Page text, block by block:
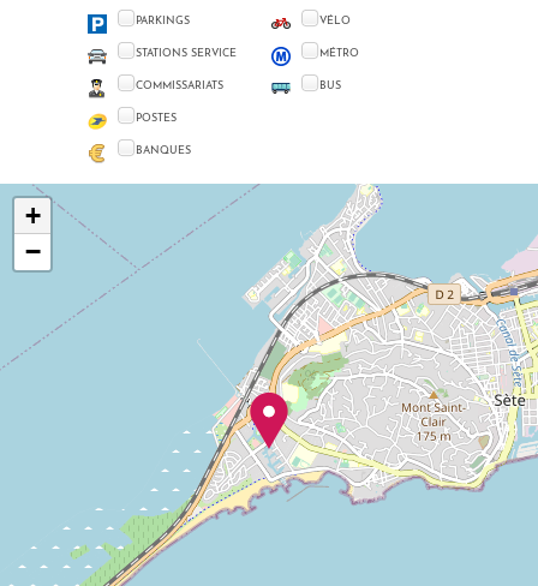
PARKINGS
STATIONS SERVICE
COMMISSARIATS
POSTES
BANQUES
VÉLO
MÉTRO
BUS
+
−